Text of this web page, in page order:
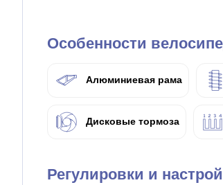
Особенности
Алюминиевая рама
Дисковые тормоза
Регулировки и